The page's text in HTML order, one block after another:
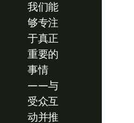
我们能
够专注
于真正
重要的
事情
——与
受众互
动并推